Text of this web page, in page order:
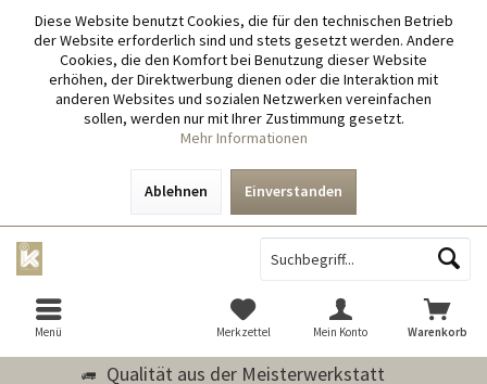
Diese Website benutzt Cookies, die für den technischen Betrieb
der Website erforderlich sind und stets gesetzt werden. Andere
Cookies, die den Komfort bei Benutzung dieser Website
erhöhen, der Direktwerbung dienen oder die Interaktion mit
anderen Websites und sozialen Netzwerken vereinfachen
sollen, werden nur mit Ihrer Zustimmung gesetzt.
Mehr Informationen
Ablehnen Einverstanden
Qualität aus der Meisterwerkstatt
Menü Warenkorb
Merkzettel Mein Konto